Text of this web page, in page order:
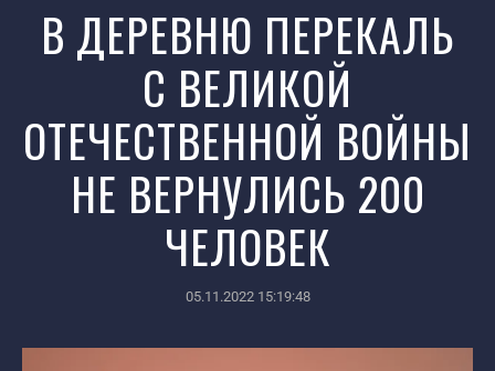
В ДЕРЕВНЮ ПЕРЕКАЛЬ
С ВЕЛИКОЙ
ОТЕЧЕСТВЕННОЙ ВОЙНЫ
НЕ ВЕРНУЛИСЬ 200
ЧЕЛОВЕК
05.11.2022 15:19:48